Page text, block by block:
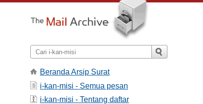
Beranda Arsip Surat
i-kan-misi - Semua pesan
i-kan-misi - Tentang daftar